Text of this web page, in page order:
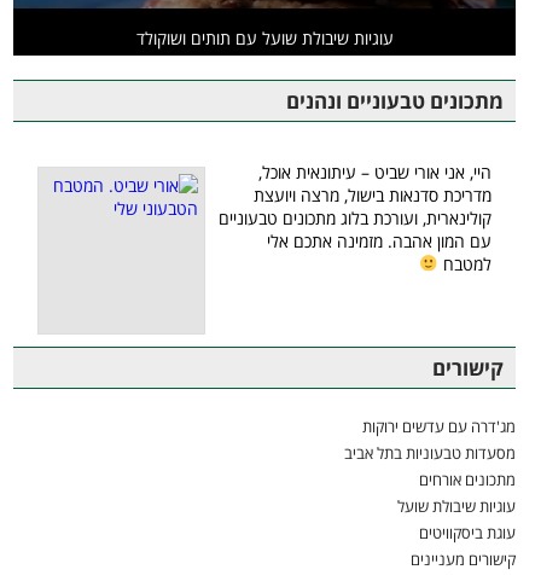
עוגיות שיבולת שועל עם תותים ושוקולד
מתכונים טבעוניים ונהנים
היי, אני אורי שביט – עיתונאית אוכל,
מדריכת סדנאות בישול, מרצה ויועצת
קולינארית, ועורכת בלוג מתכונים טבעוניים
עם המון אהבה. מזמינה אתכם אלי
למטבח
קישורים
מג'דרה עם עדשים ירוקות
מסעדות טבעוניות בתל אביב
מתכונים אורחים
עוגיות שיבולת שועל
עוגת ביסקוויטים
קישורים מעניינים